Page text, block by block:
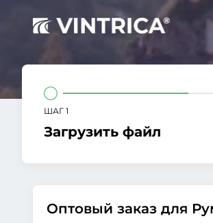
ШАГ 1
Загрузить файл
Оптовый заказ для